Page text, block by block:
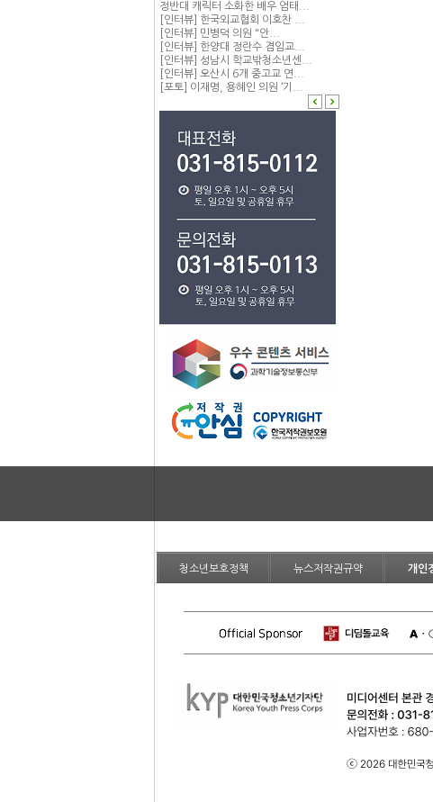
정반대 캐릭터 소화한 배우 엄태...
[인터뷰] 한국외교협회 이호찬 ...
[인터뷰] 민병덕 의원 "안...
[인터뷰] 한양대 정란수 겸임교...
[인터뷰] 성남시 학교밖청소년센...
[인터뷰] 오산시 6개 중고교 연...
[포토] 이재명, 용혜인 의원 ‘기...
청소년보호정책 뉴스저작권규약 개인